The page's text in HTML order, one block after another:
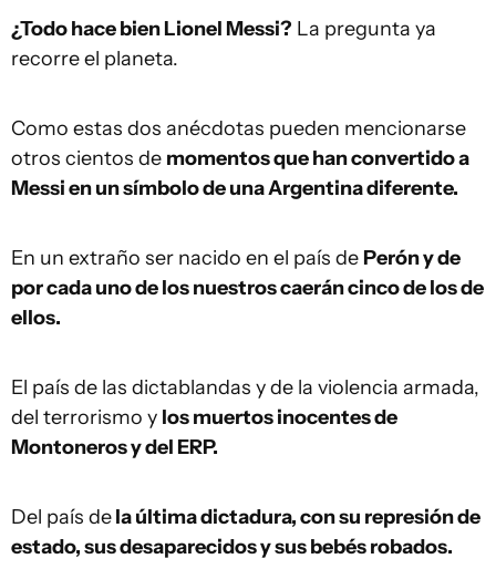
¿Todo hace bien Lionel Messi? La pregunta ya
recorre el planeta.
Como estas dos anécdotas pueden mencionarse
otros cientos de momentos que han convertido a
Messi en un símbolo de una Argentina diferente.
En un extraño ser nacido en el país de Perón y de
por cada uno de los nuestros caerán cinco de los de
ellos.
El país de las dictablandas y de la violencia armada,
del terrorismo y los muertos inocentes de
Montoneros y del ERP.
Del país dela última dictadura, con su represión de
estado, sus desaparecidos y sus bebés robados.